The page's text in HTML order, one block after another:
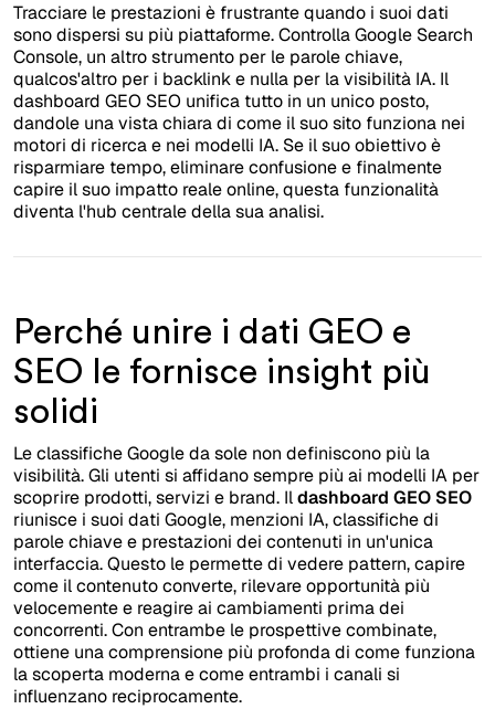
Tracciare le prestazioni è frustrante quando i suoi dati
sono dispersi su più piattaforme. Controlla Google Search
Console, un altro strumento per le parole chiave,
qualcos'altro per i backlink e nulla per la visibilità IA. Il
dashboard GEO SEO unifica tutto in un unico posto,
dandole una vista chiara di come il suo sito funziona nei
motori di ricerca e nei modelli IA. Se il suo obiettivo è
risparmiare tempo, eliminare confusione e finalmente
capire il suo impatto reale online, questa funzionalità
diventa l'hub centrale della sua analisi.
Perché unire i dati GEO e
SEO le fornisce insight più
solidi
Le classifiche Google da sole non definiscono più la
visibilità. Gli utenti si affidano sempre più ai modelli IA per
scoprire prodotti, servizi e brand. Ildashboard GEO SEO
riunisce i suoi dati Google, menzioni IA, classifiche di
parole chiave e prestazioni dei contenuti in un'unica
interfaccia. Questo le permette di vedere pattern, capire
come il contenuto converte, rilevare opportunità più
velocemente e reagire ai cambiamenti prima dei
concorrenti. Con entrambe le prospettive combinate,
ottiene una comprensione più profonda di come funziona
la scoperta moderna e come entrambi i canali si
influenzano reciprocamente.